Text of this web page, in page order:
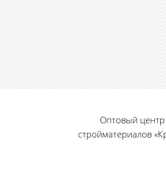
Оптовый центр
стройматериалов